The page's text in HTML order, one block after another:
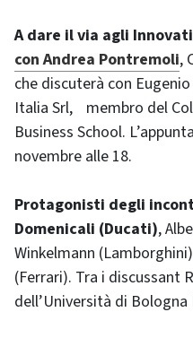
A dare il via agli
con Andrea Pontremoli,
che discuterà con
Italia Srl, membro del
Business School.
novembre alle 18.
Protagonisti degli
Domenicali (Ducati),
Winkelmann
(Ferrari). Tra i discussant
dell’Università di